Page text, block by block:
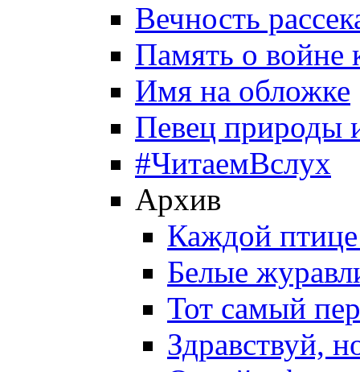
Вечность
Память о войне
Имя на обложке
Певец природы
#ЧитаемВслух
Архив
Каждой
Белые
Тот самый
Здравствуй,